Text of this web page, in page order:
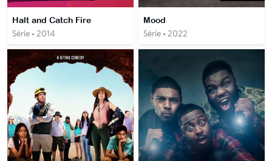
Halt and Catch Fire
Série • 2014
Mood
Série • 2022